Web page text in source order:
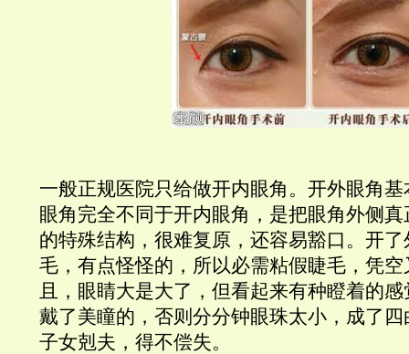
一般正规医院只给做开内眼角。开外眼角
眼角完全不同于开内眼角，是把眼角外侧
的特殊结构，很难复原，还容易豁口。开
毛，有点怪怪的，所以必需粘假睫毛，凭
且，眼睛大是大了，但看起来有种瞪着的
戴了美瞳的，否则分分钟眼珠太小，成了
子女剋夫，得不偿失。